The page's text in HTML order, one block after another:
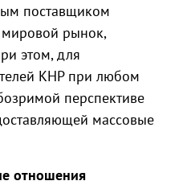
поставщиком
мировой рынок,
этом, для
КНР при любом
перспективе
массовые
отношения